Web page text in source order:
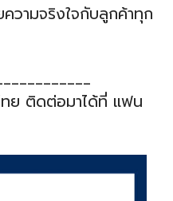
วามจริงใจกับลูกค้าทุก
ทย ติดต่อมาได้ที่ แฟน